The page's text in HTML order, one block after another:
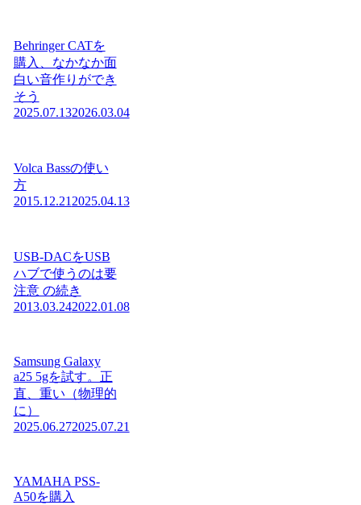
Behringer CATを
購入、なかなか面
白い音作りができ
そう
2025.07.132026.03.04
Volca Bassの使い
方
2015.12.21 2025.04.13
USB-DACをUSB
ハブで使うのは要
注意 の続き
2013.03.242022.01.08
Samsung Galaxy
a25 5gを試す。正
直、重い（物理的
に）
2025.06.272025.07.21
YAMAHA PSS-
A50を購入